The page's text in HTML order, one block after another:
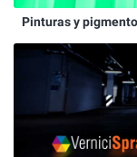
Pinturas y